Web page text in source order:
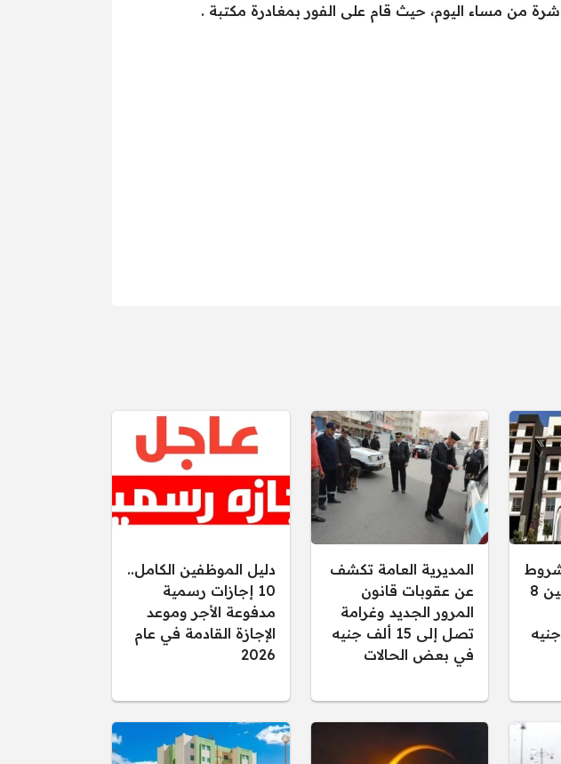
من مساء اليوم، حيث قام على الفور بمغادرة مكتبة .
شروط
سكن لكل المصريين 8
المديرية العامة تكشف
عن عقوبات قانون
المرور الجديد وغرامة
تصل إلى 15 ألف جنيه
في بعض الحالات
دليل الموظفين الكامل..
10 إجازات رسمية
مدفوعة الأجر وموعد
الإجازة القادمة في عام
2026